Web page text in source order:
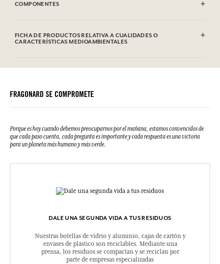
COMPONENTES
Oleth-20, Sorbitan Stearate, Cetyl Alcohol, Parfum (Fragrance),
Polysorbate 60, Imperata Cylindrica Root Extract, Caprylyl Glycol,
Citronellol, Citral. Esta lista puede ser objeto de modificaciones.
FICHA DE PRODUCTOS RELATIVA A CUALIDADES O
CARACTERÍSTICAS MEDIOAMBIENTALES
Por favor, consulte las cualidades o características medioambientales
FRAGONARD SE COMPROMETE
Porque es hoy cuando debemos preocuparnos por el mañana, estamos convencidos de
que cada paso cuenta, cada pregunta es importante y cada respuesta es una victoria
para un planeta más humano y más verde.
DALE UNA SEGUNDA VIDA A TUS RESIDUOS
Nuestras botellas de vidrio y aluminio, cajas de cartón y
envases de plástico son reciclables. Mediante una
prensa, los residuos se compactan y se reciclan por
parte de empresas especializadas